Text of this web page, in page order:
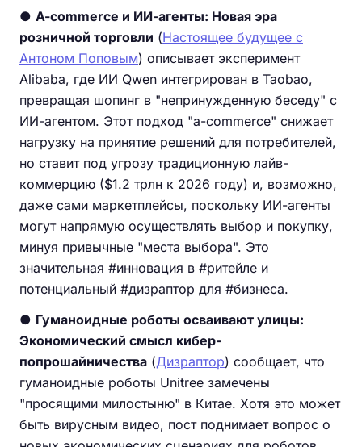
● A-commerce и ИИ-агенты: Новая эра
розничной торговли (Настоящее будущее с
Антоном Поповым) описывает эксперимент
Alibaba, где ИИ Qwen интегрирован в Taobao,
превращая шопинг в "непринужденную беседу" с
ИИ-агентом. Этот подход "a-commerce" снижает
нагрузку на принятие решений для потребителей,
но ставит под угрозу традиционную лайв-
коммерцию ($1.2 трлн к 2026 году) и, возможно,
даже сами маркетплейсы, поскольку ИИ-агенты
могут напрямую осуществлять выбор и покупку,
минуя привычные "места выбора". Это
значительная #инновация в #ритейле и
потенциальный #дизраптор для #бизнеса.
● Гуманоидные роботы осваивают улицы:
Экономический смысл кибер-
попрошайничества (Дизраптор) сообщает, что
гуманоидные роботы Unitree замечены
"просящими милостыню" в Китае. Хотя это может
быть вирусным видео, пост поднимает вопрос о